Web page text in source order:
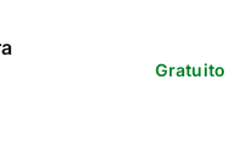
Gratuito